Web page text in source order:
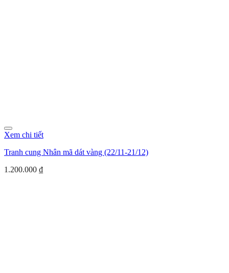
Xem chi tiết
Tranh cung Nhân mã dát vàng (22/11-21/12)
1.200.000 ₫